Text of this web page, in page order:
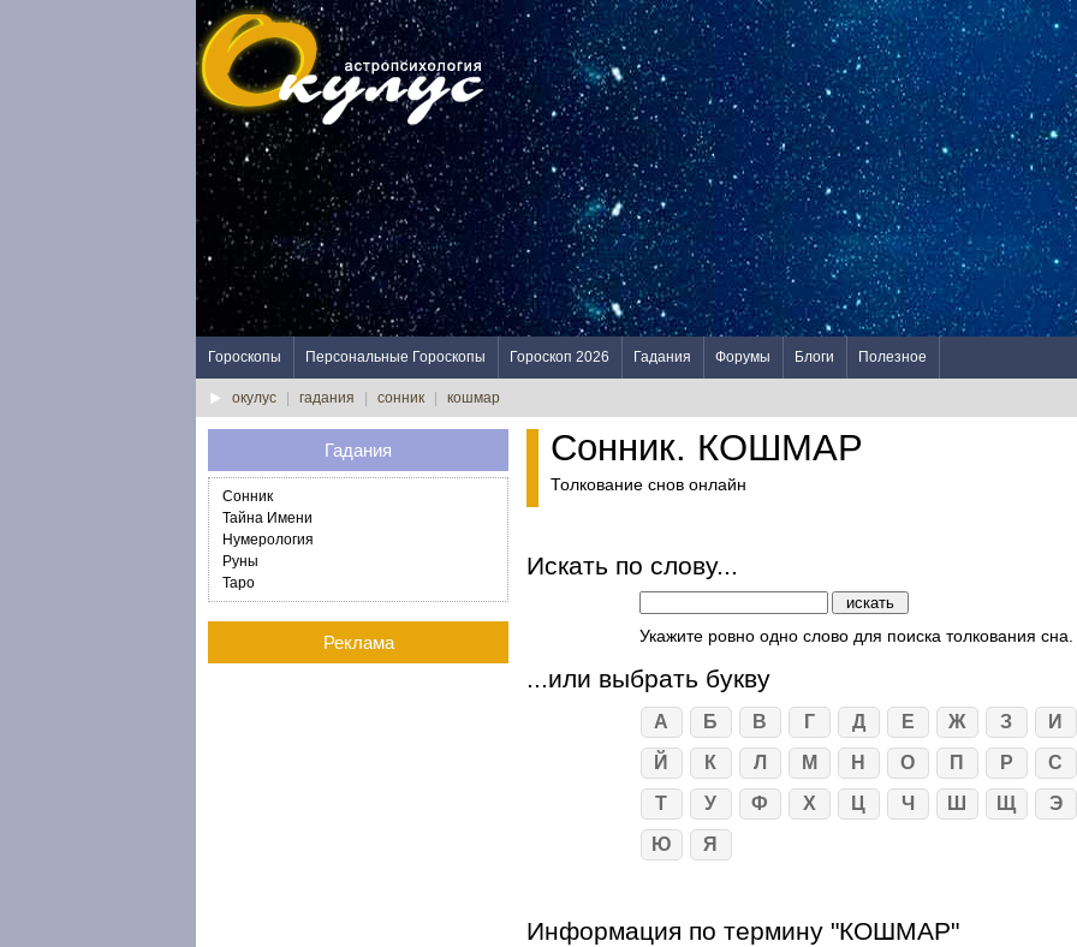
Гороскопы Персональные Гороскопы Гороскоп 2026 Гадания Форумы Блоги Полезное
окулус гадания сонник кошмар
Сонник. КОШМАР
Толкование снов онлайн
Искать по слову...
Укажите ровно одно слово для поиска толкования сна.
...или выбрать букву
А Б В Г Д Е Ж З
И
Й
К Л М Н О П Р
С
Т
У Ф Х Ц Ч Ш Щ
Э
Ю
Я
Информация по термину "КОШМАР"
Гадания
Сонник
Тайна Имени
Нумерология
Руны
Таро
Реклама